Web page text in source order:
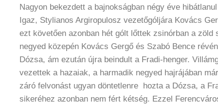
Nagyon bekezdett a bajnokságban négy éve
Igaz, Stylianos Argiropulosz vezetőgóljára Kovács
ezt követően azonban hét gólt lőttek zsinórban a zöld
negyed közepén Kovács Gergő és Szabó Bence
Dózsa, ám ezután újra beindult a Fradi-henger.
vezettek a hazaiak, a harmadik negyed hajrájában
záró felvonást ugyan döntetlenre hozta a Dózsa, a
sikeréhez azonban nem fért kétség. Ezzel